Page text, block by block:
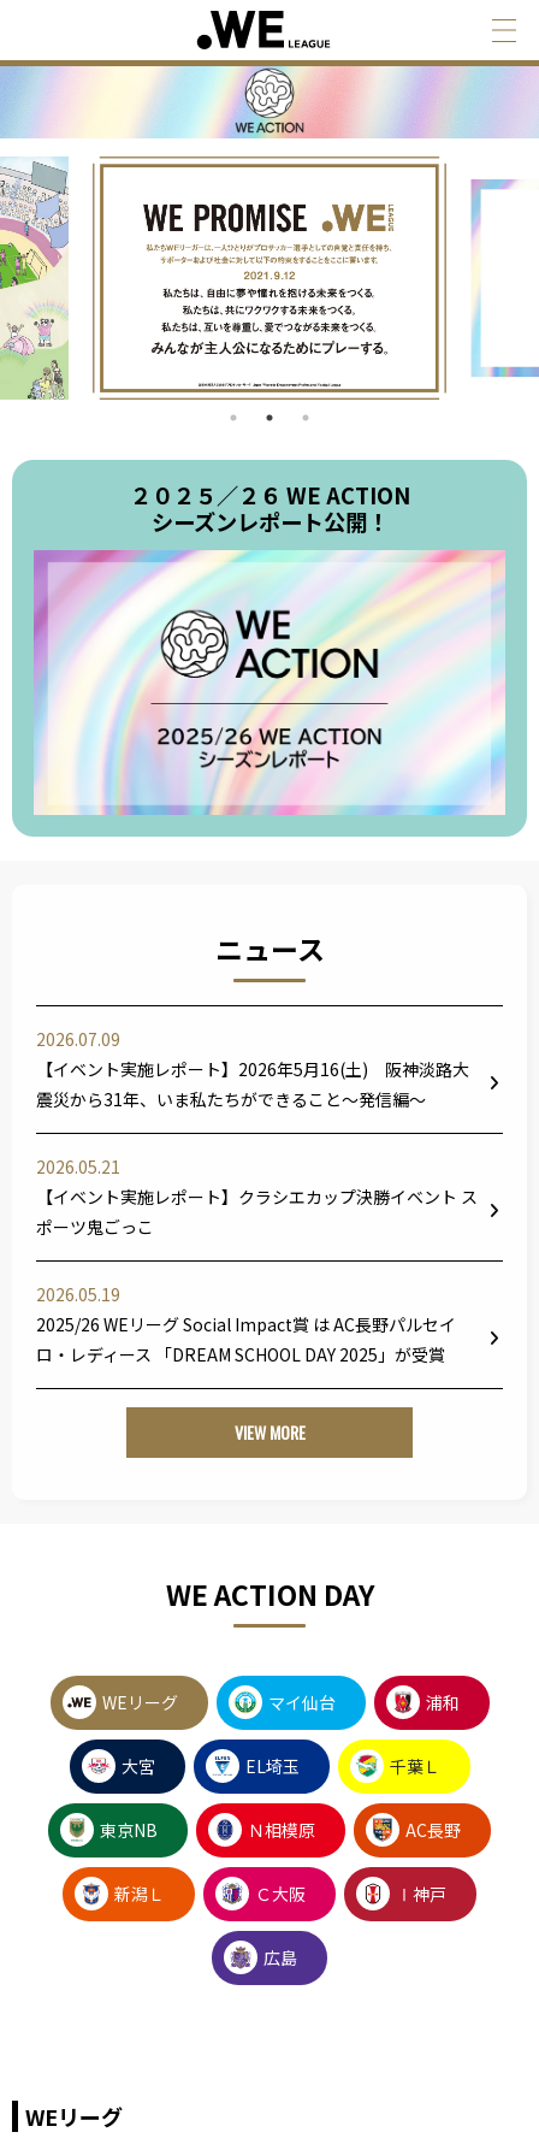
２０２５／２６ WE ACTION
シーズンレポート公開！
ニュース
2026.07.09
【イベント実施レポート】2026年5月16(土) 阪神淡路大
震災から31年、いま私たちができること～発信編～
2026.05.21
【イベント実施レポート】クラシエカップ決勝イベント ス
ポーツ鬼ごっこ
2026.05.19
2025/26 WEリーグ Social Impact賞 は AC長野パルセイ
ロ・レディース 「DREAM SCHOOL DAY 2025」が受賞
VIEW MORE
WE ACTION DAY
WEリーグ マイ仙台 浦和
大宮 EL埼玉 千葉Ｌ
東京NB Ｎ相模原 AC長野
新潟Ｌ Ｃ大阪 Ⅰ神戸
広島
WEリーグ